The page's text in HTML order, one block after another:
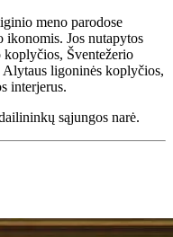
meno parodose
ikonomis. Jos nutapytos
Šventežerio
ligoninės koplyčios,
interjerus.
sąjungos narė.